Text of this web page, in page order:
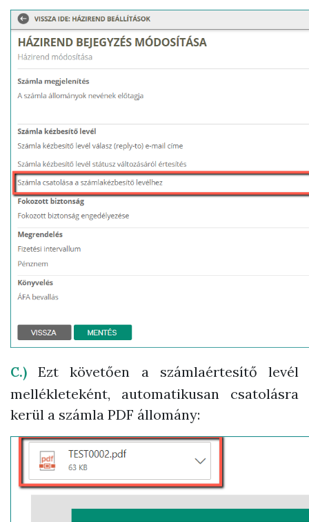
C.) Ezt követően a számlaértesítő levél
mellékleteként, automatikusan csatolásra
kerül a számla PDF állomány: